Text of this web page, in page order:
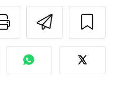
Imprimer
une
photo de